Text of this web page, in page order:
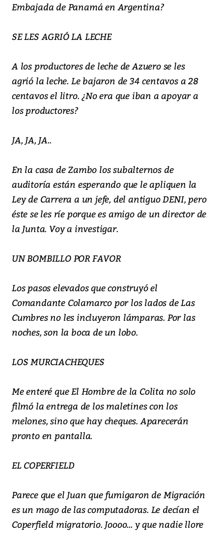
Embajada de Panamá en Argentina?
SE LES AGRIÓ LA LECHE
A los productores de leche de Azuero se les
agrió la leche. Le bajaron de 34 centavos a 28
centavos el litro. ¿No era que iban a apoyar a
los productores?
JA, JA, JA..
En la casa de Zambo los subalternos de
auditoría están esperando que le apliquen la
Ley de Carrera a un jefe, del antiguo DENI, pero
éste se les ríe porque es amigo de un director de
la Junta. Voy a investigar.
UN BOMBILLO POR FAVOR
Los pasos elevados que construyó el
Comandante Colamarco por los lados de Las
Cumbres no les incluyeron lámparas. Por las
noches, son la boca de un lobo.
LOS MURCIACHEQUES
Me enteré que El Hombre de la Colita no solo
filmó la entrega de los maletines con los
melones, sino que hay cheques. Aparecerán
pronto en pantalla.
EL COPERFIELD
Parece que el Juan que fumigaron de Migración
es un mago de las computadoras. Le decían el
Coperfield migratorio. Joooo... y que nadie llore